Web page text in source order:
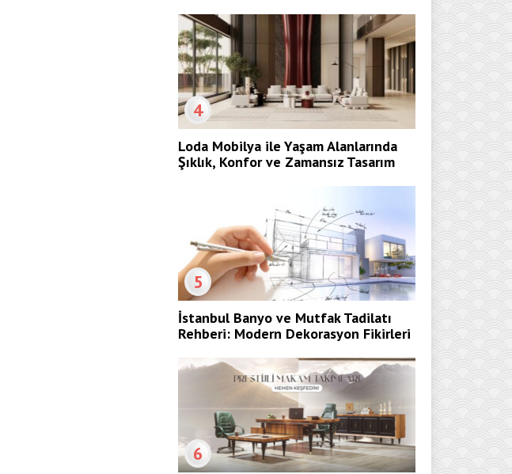
4
Loda Mobilya ile Yaşam Alanlarında
Şıklık, Konfor ve Zamansız Tasarım
5
İstanbul Banyo ve Mutfak Tadilatı
Rehberi: Modern Dekorasyon Fikirleri
6